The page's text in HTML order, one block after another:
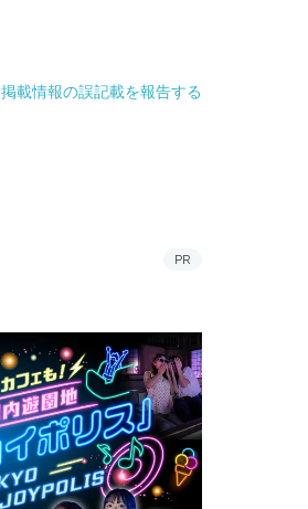
掲載情報の誤記載を報告する
PR